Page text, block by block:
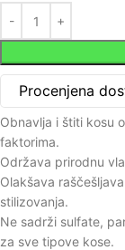
Procenjena
Obnavlja i štiti kosu
faktorima.
Održava prirodnu
Olakšava
stilizovanja.
Ne sadrži sulfate,
za sve tipove kose.